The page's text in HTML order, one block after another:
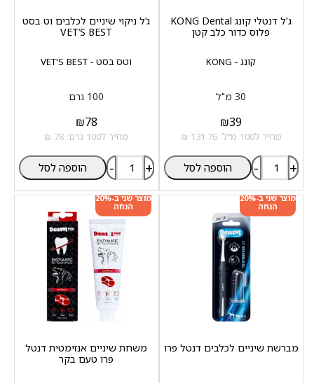
קונג - KONG
ג'ל דנטלי קונג KONG Dental
פלוס כדור כלב קטן
30 מ"ל
₪39
מחיר ל100 מ"ל: 131.76 ₪
- + הוספה לסל
וטס בסט - VET'S BEST
ג‘ל ניקוי שיניים לכלבים וט בסט
VET‘S BEST
100 גרם
₪78
מחיר ל100 גרם: 78 ₪
- + הוספה לסל
מוצר שני ב-20%
הנחה
מברשת שיניים לכלבים דנטל פרו
מוצר שני ב-20%
הנחה
משחת שיניים אנזימטית דנטל
פרו טעם בקר